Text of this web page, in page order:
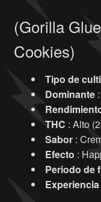
(Gorilla
Cookies)
Tipo de
Dominante:
THC : Alto
Sabor:
Efecto :
Periodo de
Experiencia